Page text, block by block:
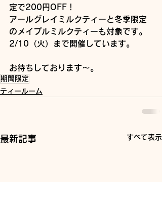
定で200円OFF！
アールグレイミルクティーと冬季限定
のメイプルミルクティーも対象です。
2/10（火）まで開催しています。
お待ちしております～。
期間限定
ティールーム
最新記事 すべて表示